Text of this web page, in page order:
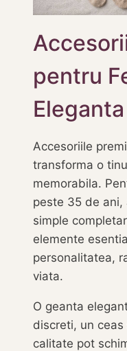
pentru
Accesoriile
transforma o
memorabila.
peste 35 de ani,
simple
elemente
personalitatea,
viata.
O geanta
discreti, un
calitate pot